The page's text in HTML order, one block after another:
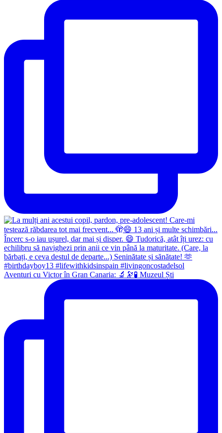
Aventuri cu Victor în Gran Canaria: 🔬🔭🧪 Muzeul Ști